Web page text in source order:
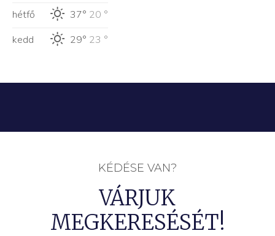
hétfő 37° 20 °
kedd
29° 23 °
KÉDÉSE VAN?
VÁRJUK
MEGKERESÉSÉT!